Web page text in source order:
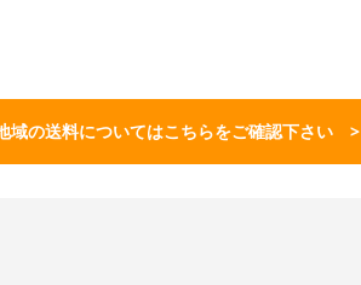
域の送料についてはこちらをご確認下さい >